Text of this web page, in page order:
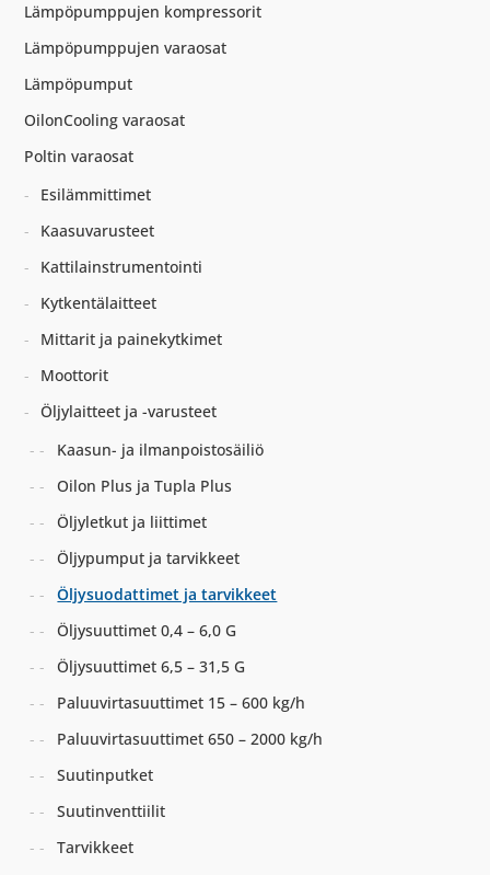
Lämpöpumppujen kompressorit
Lämpöpumppujen varaosat
Lämpöpumput
OilonCooling varaosat
Poltin varaosat
Esilämmittimet
Kaasuvarusteet
Kattilainstrumentointi
Kytkentälaitteet
Mittarit ja painekytkimet
Moottorit
Öljylaitteet ja -varusteet
Kaasun- ja ilmanpoistosäiliö
Oilon Plus ja Tupla Plus
Öljyletkut ja liittimet
Öljypumput ja tarvikkeet
Öljysuodattimet ja tarvikkeet
Öljysuuttimet 0,4 – 6,0 G
Öljysuuttimet 6,5 – 31,5 G
Paluuvirtasuuttimet 15 – 600 kg/h
Paluuvirtasuuttimet 650 – 2000 kg/h
Suutinputket
Suutinventtiilit
Tarvikkeet